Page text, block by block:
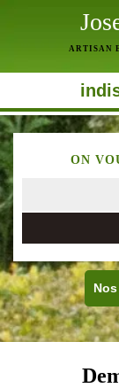
ARTISAN
ON